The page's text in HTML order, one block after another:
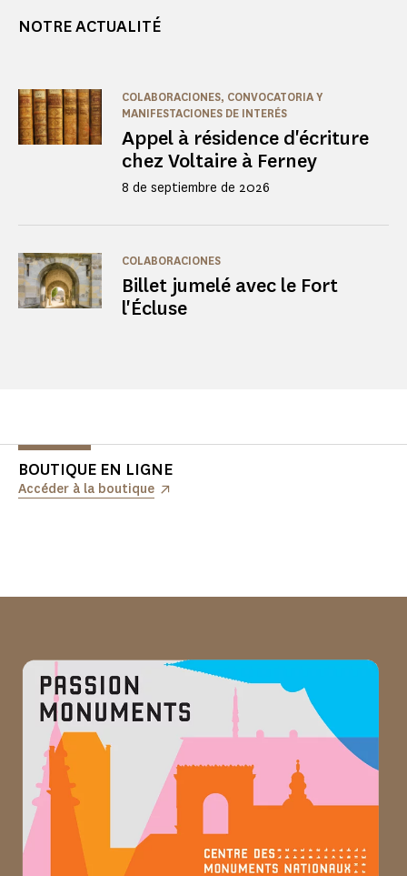
NOTRE ACTUALITÉ
Appel à résidence d'écriture
chez Voltaire à Ferney
COLABORACIONES, CONVOCATORIA Y
MANIFESTACIONES DE INTERÉS
8 de septiembre de 2026
Billet jumelé avec le Fort
l'Écluse
COLABORACIONES
BOUTIQUE EN LIGNE
Accéder à la boutique